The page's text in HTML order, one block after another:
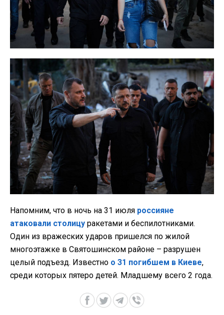
Напомним, что в ночь на 31 июля россияне
атаковали столицу ракетами и беспилотниками.
Один из вражеских ударов пришелся по жилой
многоэтажке в Святошинском районе – разрушен
целый подъезд. Известно о 31 погибшем в Киеве,
среди которых пятеро детей. Младшему всего 2 года.